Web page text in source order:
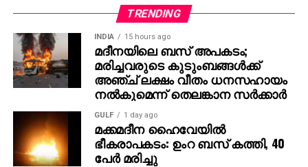
എല്‍ഡിഎഫ് കണ്‍വീനര്‍ ടി.പി രാമകൃഷ്ണന്‍, ആന്റണി
രാജു, അഹമ്മദ് ദേവര്‍കോവില്‍, മാത്യു ടി തോമസ്
തുടങ്ങിയ നേതാക്കളാണ് പ്രകാശന ചടങ്ങില്‍
പങ്കെടുത്തത്.
TRENDING
INDIA 15 hours ago
മദീനയിലെ ബസ് അപകടം;
മരിച്ചവരുടെ കുടുംബങ്ങള്‍ക്ക്
അഞ്ച് ലക്ഷം വീതം ധനസഹായം
നല്‍കുമെന്ന് തെലങ്കാന സര്‍ക്കാര്‍
GULF 1 day ago
മക്കമദീന ഹൈവേയില്‍
ഭീകരാപകടം: ഉംറ ബസ് കത്തി, 40
പേര്‍ മരിച്ചു